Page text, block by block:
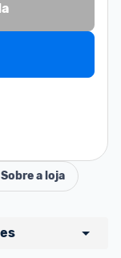
Sobre a loja